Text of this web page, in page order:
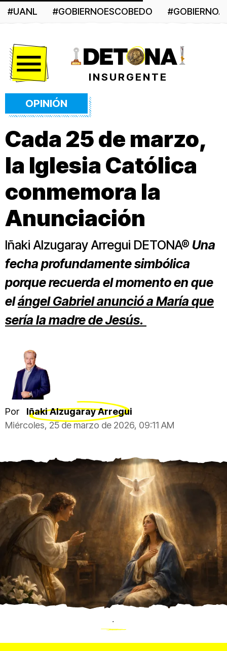
#UANL #GOBIERNOESCOBEDO
INSURGENTE
OPINIÓN
Cada 25 de marzo,
la Iglesia Católica
conmemora la
Anunciación
Iñaki Alzugaray Arregui DETONA® Una
fecha profundamente simbólica
porque recuerda el momento en que
elángel Gabriel anunció a María que
sería la madre de Jesús.
Por
Iñaki Alzugaray Arregui
Miércoles, 25 de marzo de 2026, 09:11 AM
.